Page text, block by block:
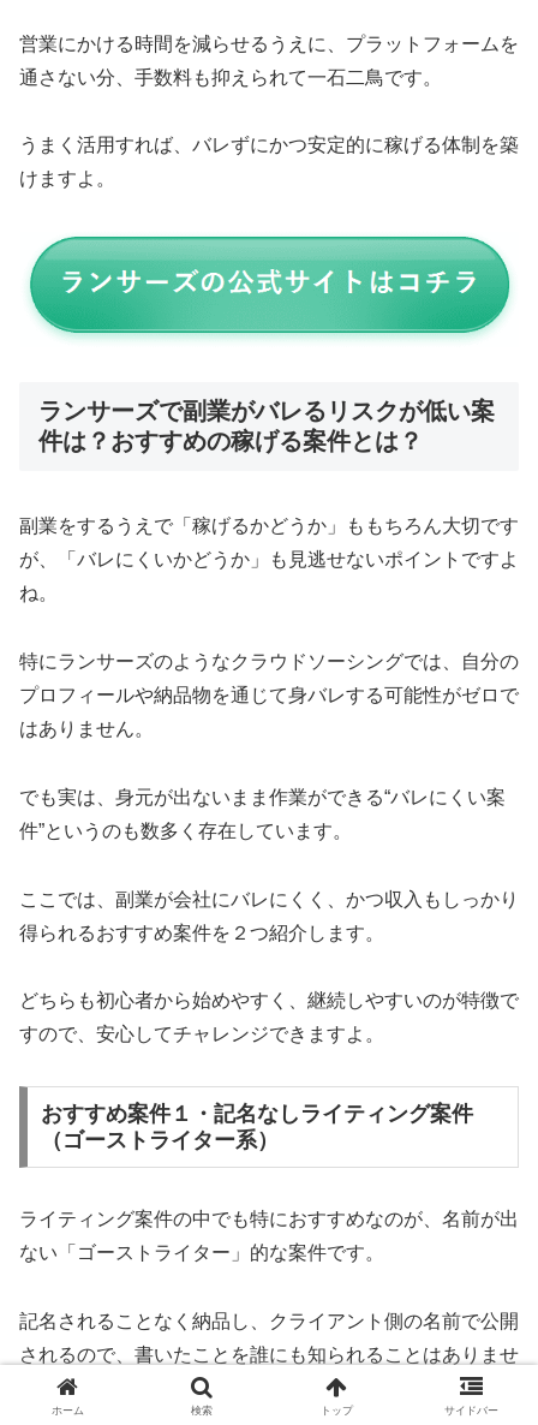
営業にかける時間を減らせるうえに、プラットフォームを
通さない分、手数料も抑えられて一石二鳥です。
うまく活用すれば、バレずにかつ安定的に稼げる体制を築
けますよ。
ランサーズで副業がバレるリスクが低い案
件は？おすすめの稼げる案件とは？
副業をするうえで「稼げるかどうか」ももちろん大切です
が、「バレにくいかどうか」も見逃せないポイントですよ
ね。
特にランサーズのようなクラウドソーシングでは、自分の
プロフィールや納品物を通じて身バレする可能性がゼロで
はありません。
でも実は、身元が出ないまま作業ができる“バレにくい案
件”というのも数多く存在しています。
ここでは、副業が会社にバレにくく、かつ収入もしっかり
得られるおすすめ案件を２つ紹介します。
どちらも初心者から始めやすく、継続しやすいのが特徴で
すので、安心してチャレンジできますよ。
おすすめ案件１・記名なしライティング案件
（ゴーストライター系）
ライティング案件の中でも特におすすめなのが、名前が出
ない「ゴーストライター」的な案件です。
記名されることなく納品し、クライアント側の名前で公開
されるので、書いたことを誰にも知られることはありませ
ん。
ホーム 検索 トップ サイドバー